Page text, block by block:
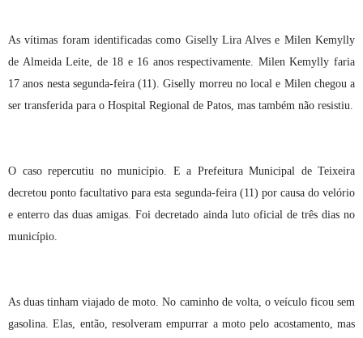
As vítimas foram identificadas como Giselly Lira Alves e Milen Kemylly
de Almeida Leite, de 18 e 16 anos respectivamente. Milen Kemylly faria
17 anos nesta segunda-feira (11). Giselly morreu no local e Milen chegou a
ser transferida para o Hospital Regional de Patos, mas também não resistiu.
O caso repercutiu no município. E a Prefeitura Municipal de Teixeira
decretou ponto facultativo para esta segunda-feira (11) por causa do velório
e enterro das duas amigas. Foi decretado ainda luto oficial de três dias no
município.
As duas tinham viajado de moto. No caminho de volta, o veículo ficou sem
gasolina. Elas, então, resolveram empurrar a moto pelo acostamento, mas